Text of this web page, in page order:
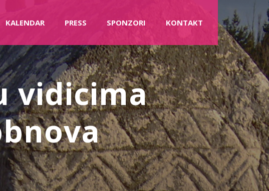
KALENDAR PRESS SPONZORI KONTAKT
vidicima